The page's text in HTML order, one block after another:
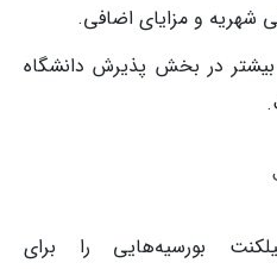
شهریه و مزایای اضافی.
در بخش پذیرش دانشگاه
بورسیه‌هایی را برای